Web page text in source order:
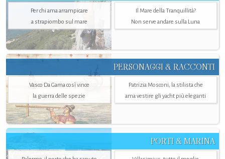
Per chi ama arrampicare
a strapiombo sul mare
Il Mare della Tranquillità?
Non serve andare sulla Luna
PERSONAGGI & RACCONTI
Vasco Da Gama così vince
la guerra delle spezie
Patrizia Mosconi, la stilista che
ama vestire gli yacht più eleganti
PORTI & MARINA